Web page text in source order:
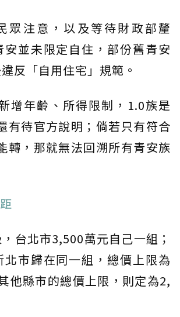
眾注意，以及等待財政部釐
並未限定自住，部份舊青安
反「自用住宅」規範。
增年齡、所得限制，1.0族是
有待官方說明；倘若只有符合
轉，那就無法回溯所有青安族
台北市3,500萬元自己一組；
北市歸在同一組，總價上限為
他縣市的總價上限，則定為2,